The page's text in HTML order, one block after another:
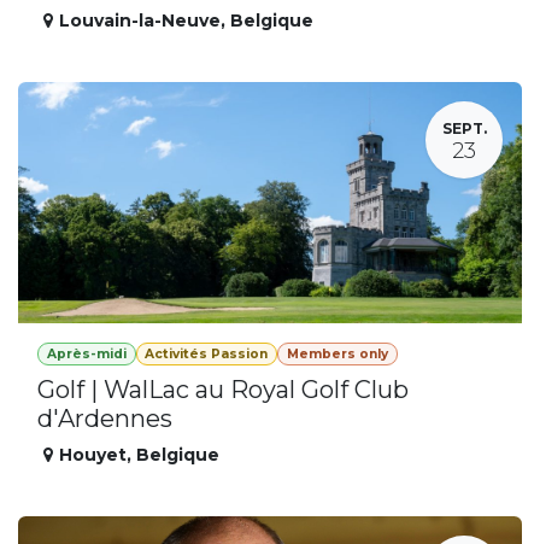
Louvain-la-Neuve, Belgique
SEPT.
23
Après-midi Activités Passion Members only
Golf | WalLac au Royal Golf Club
d'Ardennes
Houyet, Belgique